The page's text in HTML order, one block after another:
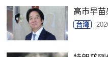
高市早苗
台湾